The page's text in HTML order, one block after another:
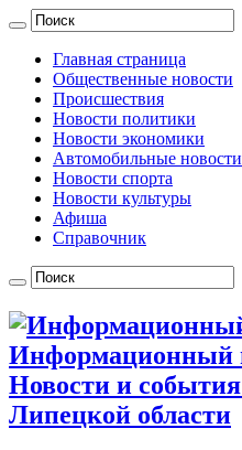
Главная страница
Общественные новости
Происшествия
Новости политики
Новости экономики
Автомобильные новости
Новости спорта
Новости культуры
Афиша
Справочник
Информационный
Новости и
Липецкой области